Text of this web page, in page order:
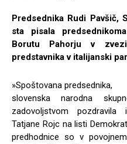
Predsednika Rudi Pavšič,
sta pisala
Borutu Pahorju v
predstavnika v italijanski
»Spoštovana predsednika,
slovenska narodna
zadovoljstvom pozdravila
Tatjane Rojc na listi
predhodnice so v